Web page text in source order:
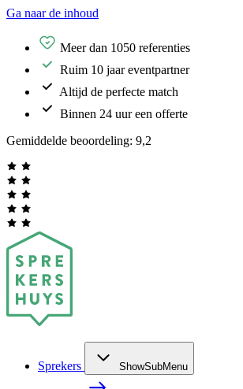
Ga naar de inhoud
Meer dan 1050 referenties
Ruim 10 jaar eventpartner
Altijd de perfecte match
Binnen 24 uur een offerte
Gemiddelde beoordeling: 9,2
Sprekers ShowSubMenu